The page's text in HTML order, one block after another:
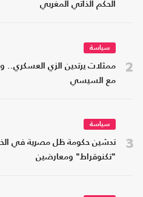
الحكم الذاتي المغربي
2
سياسة
ممثلات يرتدين الزي
مع السيسي
3
سياسة
تدشين حكومة ظل مصرية في
"تكنوقراط" ومعارضين